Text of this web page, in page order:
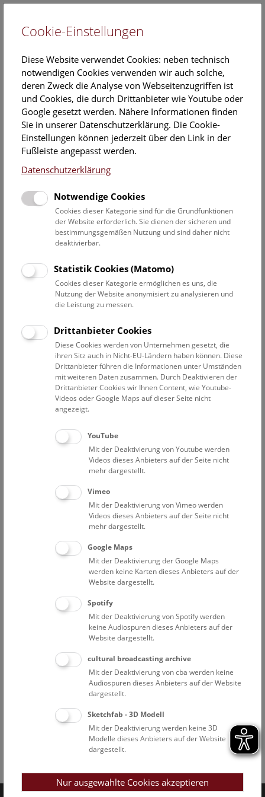
EN
Veranstaltungskalender
Informationen zu Gruppen,- Kindergarten- und
Schulprogrammen finden Siehier
Datumsfilter
22.9.2023
Datum auswählen
Erweiterte Suche
Filter zurücksetzen
22. September 2023
Bisher keine Ergebnisse. Dienstags ist das NHM Wien
in der Regel geschlossen. Ausnahmen finden sie
Eine Nacht im Museum
Cookie-Einstellungen
Diese Website verwendet Cookies: neben technisch
notwendigen Cookies verwenden wir auch solche,
deren Zweck die Analyse von Webseitenzugriffen ist
und Cookies, die durch Drittanbieter wie Youtube oder
Google gesetzt werden. Nähere Informationen finden
Sie in unserer Datenschutzerklärung. Die Cookie-
Einstellungen können jederzeit über den Link in der
Fußleiste angepasst werden.
Datenschutzerklärung
Notwendige Cookies
Cookies dieser Kategorie sind für die Grundfunktionen
der Website erforderlich. Sie dienen der sicheren und
bestimmungsgemäßen Nutzung und sind daher nicht
deaktivierbar.
Statistik Cookies (Matomo)
Cookies dieser Kategorie ermöglichen es uns, die
Nutzung der Website anonymisiert zu analysieren und
die Leistung zu messen.
Drittanbieter Cookies
Diese Cookies werden von Unternehmen gesetzt, die
ihren Sitz auch in Nicht-EU-Ländern haben können. Diese
Drittanbieter führen die Informationen unter Umständen
mit weiteren Daten zusammen. Durch Deaktivieren der
Drittanbieter Cookies wir Ihnen Content, wie Youtube-
Videos oder Google Maps auf dieser Seite nicht
angezeigt.
YouTube
Mit der Deaktivierung von Youtube werden
Videos dieses Anbieters auf der Seite nicht
mehr dargestellt.
Vimeo
Mit der Deaktivierung von Vimeo werden
Videos dieses Anbieters auf der Seite nicht
mehr dargestellt.
Google Maps
Mit der Deaktivierung der Google Maps
werden keine Karten dieses Anbieters auf der
Website dargestellt.
Spotify
Mit der Deaktivierung von Spotify werden
keine Audiospuren dieses Anbieters auf der
Website dargestellt.
cultural broadcasting archive
Mit der Deaktivierung von cba werden keine
Audiospuren dieses Anbieters auf der Website
dargestellt.
Sketchfab - 3D Modell
Mit der Deaktivierung werden keine 3D
Modelle dieses Anbieters auf der Website
dargestellt.
Nur ausgewählte Cookies akzeptieren